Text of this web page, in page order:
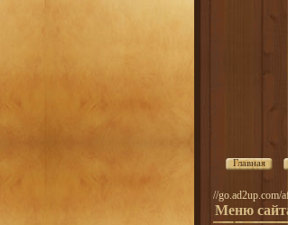
Главная
//go.ad2up.com/
Меню